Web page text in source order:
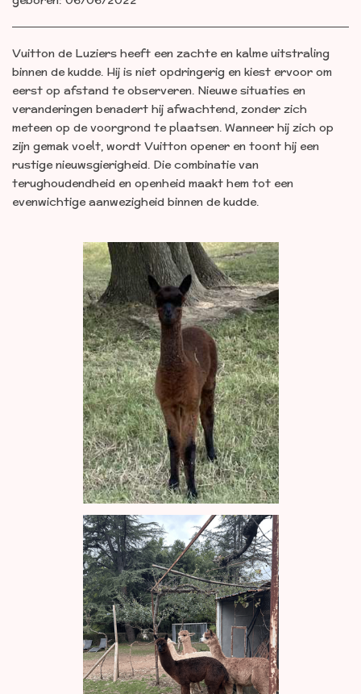
Vuitton de Luziers heeft een zachte en kalme uitstraling
binnen de kudde. Hij is niet opdringerig en kiest ervoor om
eerst op afstand te observeren. Nieuwe situaties en
veranderingen benadert hij afwachtend, zonder zich
meteen op de voorgrond te plaatsen. Wanneer hij zich op
zijn gemak voelt, wordt Vuitton opener en toont hij een
rustige nieuwsgierigheid. Die combinatie van
terughoudendheid en openheid maakt hem tot een
evenwichtige aanwezigheid binnen de kudde.